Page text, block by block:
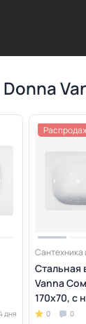
дня
Сантехника
Стальная
Vanna
170х70, с
0 0